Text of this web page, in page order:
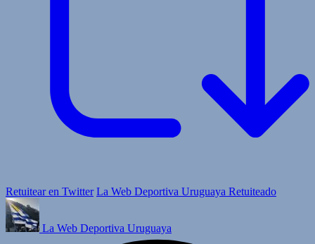
Retuitear en Twitter La Web Deportiva Uruguaya Retuiteado
La Web Deportiva Uruguaya